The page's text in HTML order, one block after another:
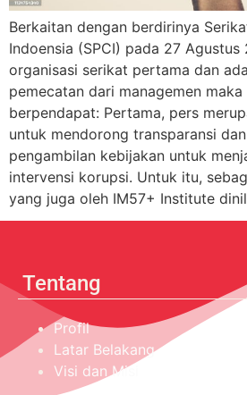
Berkaitan dengan berdirinya
Indoensia (SPCI) pada 27 Agustus
organisasi serikat pertama dan
pemecatan dari managemen
berpendapat: Pertama, pers
untuk mendorong transparansi
pengambilan kebijakan untuk
intervensi korupsi. Untuk itu,
yang juga oleh IM57+ Institute
Tentang
Profil
Latar Belakang
Visi dan Misi